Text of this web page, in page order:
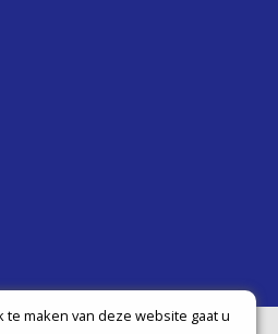
te maken van deze website gaat u